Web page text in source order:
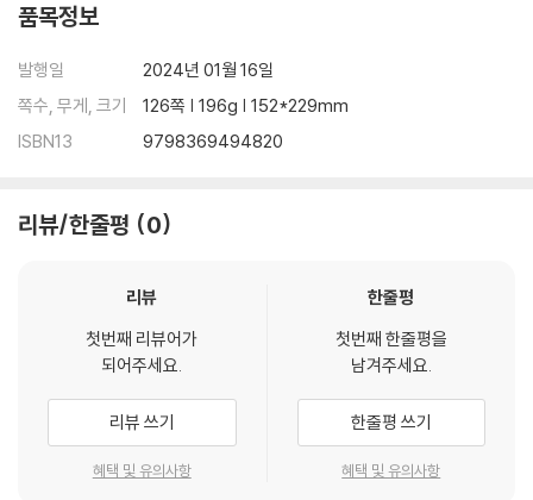
품목정보
발행일
2024년 01월 16일
쪽수, 무게, 크기
126쪽 | 196g | 152*229mm
ISBN13
9798369494820
리뷰/한줄평 0
리뷰
첫번째 리뷰어가
되어주세요.
리뷰 쓰기
혜택 및 유의사항
한줄평
첫번째 한줄평을
남겨주세요.
한줄평 쓰기
혜택 및 유의사항